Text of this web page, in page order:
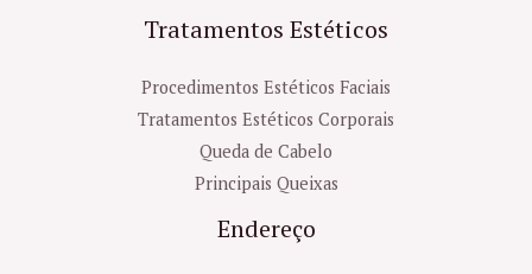
Tratamentos Estéticos
Procedimentos Estéticos Faciais
Tratamentos Estéticos Corporais
Queda de Cabelo
Principais Queixas
Endereço